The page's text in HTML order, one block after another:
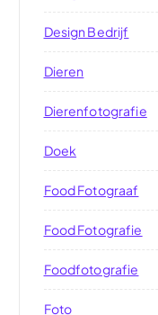
Design Bedrijf
Dieren
Dierenfotografie
Doek
Food Fotograaf
Food Fotografie
Foodfotografie
Foto